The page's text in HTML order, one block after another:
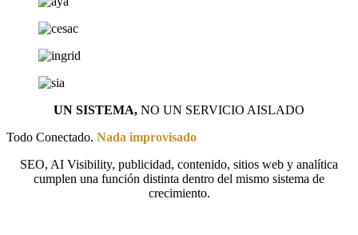
UN SISTEMA, NO UN SERVICIO AISLADO
Todo Conectado. Nada improvisado
SEO, AI Visibility, publicidad, contenido, sitios web y analítica
cumplen una función distinta dentro del mismo sistema de
crecimiento.